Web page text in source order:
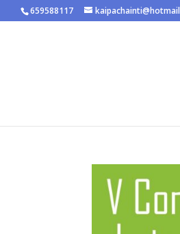
659588117